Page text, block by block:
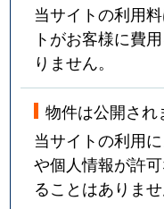
当サイトの利用
トがお客様に費
りません。
物件は公開され
当サイトの利用
や個人情報が許
ることはありませ